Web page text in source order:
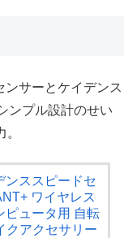
サーとケイデンス
ンプル設計のせい
ンススピードセ
ワイヤレス
ピュータ用 自転
クアクセサリー